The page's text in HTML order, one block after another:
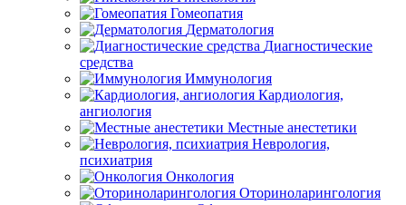
Гомеопатия
Дерматология
Диагностические
средства
Иммунология
Кардиология,
ангиология
Местные анестетики
Неврология,
психиатрия
Онкология
Оториноларингология